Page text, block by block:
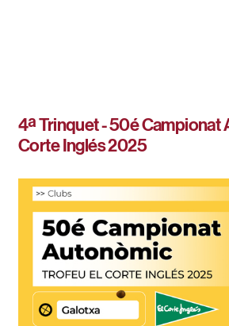
4ª Trinquet - 50é Campionat
Corte Inglés 2025